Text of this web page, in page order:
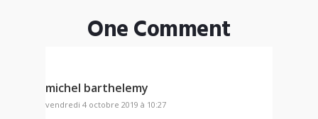
One Comment
michel barthelemy
vendredi 4 octobre 2019 à 10:27